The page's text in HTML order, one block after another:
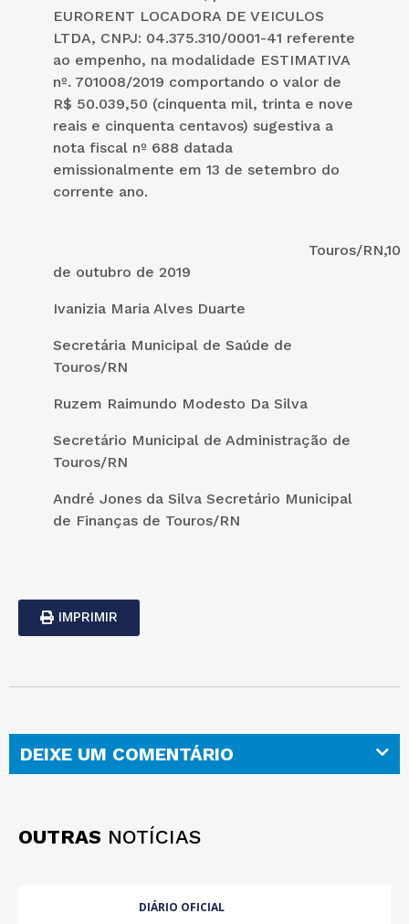
EURORENT LOCADORA DE VEICULOS
LTDA, CNPJ: 04.375.310/0001-41 referente
ao empenho, na modalidade ESTIMATIVA
nº. 701008/2019 comportando o valor de
R$ 50.039,50 (cinquenta mil, trinta e nove
reais e cinquenta centavos) sugestiva a
nota fiscal nº 688 datada
emissionalmente em 13 de setembro do
corrente ano.
Touros/RN,10
de outubro de 2019
Ivanizia Maria Alves Duarte
Secretária Municipal de Saúde de
Touros/RN
Ruzem Raimundo Modesto Da Silva
Secretário Municipal de Administração de
Touros/RN
André Jones da Silva Secretário Municipal
de Finanças de Touros/RN
IMPRIMIR
DEIXE UM COMENTÁRIO
OUTRAS NOTÍCIAS
DIÁRIO OFICIAL